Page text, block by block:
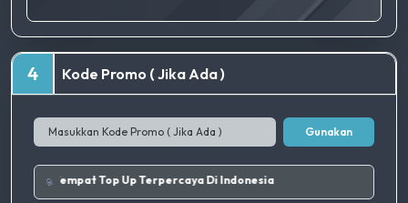
4 Kode Promo ( Jika Ada )
Gunakan
Tempat Top Up Terpercaya Di Indonesia